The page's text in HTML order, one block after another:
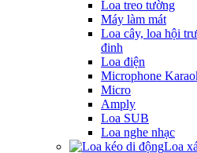
Loa treo tường
Máy làm mát
Loa cây, loa hội
đinh
Loa điện
Microphone
Micro
Amply
Loa SUB
Loa nghe nhạc
Loa